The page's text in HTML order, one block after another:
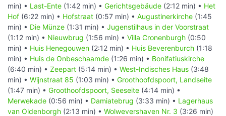
min) • Last-Ente (1:42 min) • Gerichtsgebäude (2:12 min) • Het
Hof (6:22 min) • Hofstraat (0:57 min) • Augustinerkirche (1:45
min) • Die Münze (1:31 min) • Jugenstilhaus in der Voorstraat
(1:12 min) • Nieuwbrug (1:56 min) • Villa Cronenburgh (0:50
min) • Huis Henegouwen (2:12 min) • Huis Beverenburch (1:18
min) • Huis de Onbeschaamde (1:26 min) • Bonifatiuskirche
(6:40 min) • Zeepart (5:14 min) • West-Indisches Haus (3:48
min) • Wijnstraat 85 (1:03 min) • Groothoofdspoort, Landseite
(1:47 min) • Groothoofdspoort, Seeseite (4:14 min) •
Merwekade (0:56 min) • Damiatebrug (3:33 min) • Lagerhaus
van Oldenborgh (2:13 min) • Wolwevershaven Nr. 3 (3:26 min)